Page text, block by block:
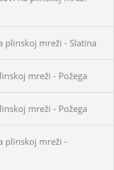
plinskoj mreži - Slatina
mreži - Požega
mreži - Požega
plinskoj mreži -